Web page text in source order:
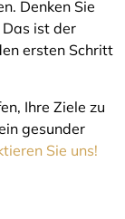
Denken Sie
ist der
ersten Schritt
Ihre Ziele zu
gesunder
Sie uns!